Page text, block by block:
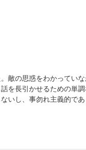
敵の思惑をわかってい
を長引かせるための単
いし、事勿れ主義的で